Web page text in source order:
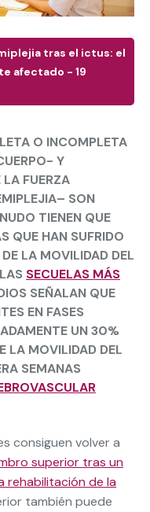
tras el ictus: el
afectado - 19
O INCOMPLETA
Y
FUERZA
SON
TIENEN QUE
QUE HAN SUFRIDO
LA MOVILIDAD DEL
SECUELAS MÁS
SEÑALAN QUE
EN FASES
UN 30%
LA MOVILIDAD DEL
SEMANAS
consiguen volver a
superior tras un
rehabilitación de la
también puede